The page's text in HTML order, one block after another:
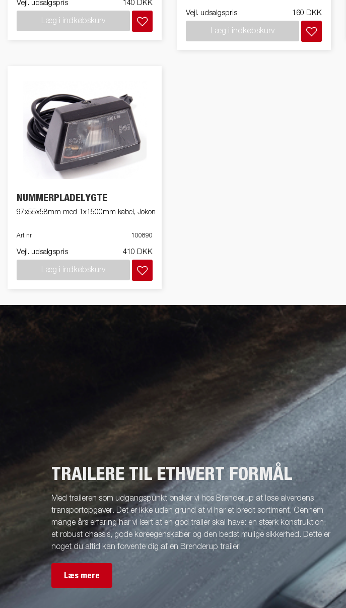
Vejl. udsalgspris 140 DKK
Læg i indkøbskurv
Vejl. udsalgspris 160 DKK
Læg i indkøbskurv
NUMMERPLADELYGTE
97x55x58mm med 1x1500mm kabel, Jokon
Art nr 100890
Vejl. udsalgspris 410 DKK
Læg i indkøbskurv
TRAILERE TIL ETHVERT FORMÅL
Med traileren som udgangspunkt ønsker vi hos Brenderup at løse alverdens
transportopgaver. Det er ikke uden grund at vi har et bredt sortiment. Gennem
mange års erfaring har vi lært at en god trailer skal have: en stærk konstruktion,
et robust chassis, gode køreegenskaber og den bedst mulige sikkerhed. Dette er
noget du altid kan forvente dig af en Brenderup trailer!
Læs mere